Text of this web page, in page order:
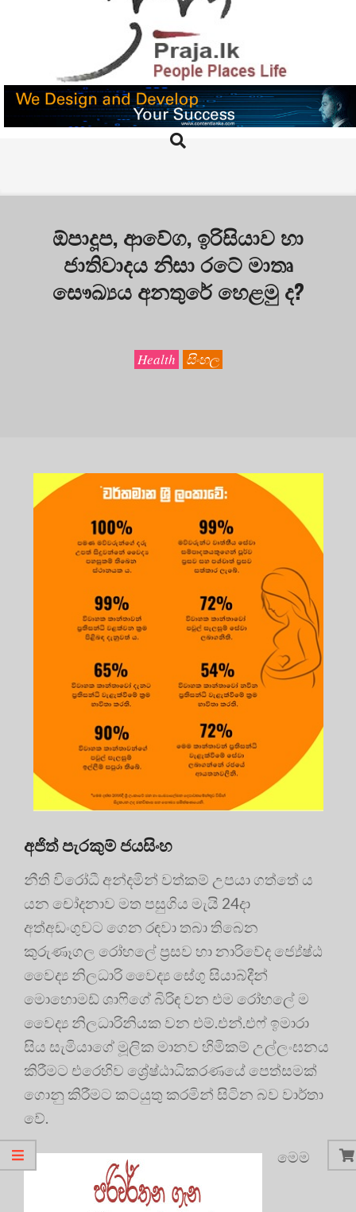
PRAJA.LK
Search
ඕපාදූප, ආවේග, ඉරිසියාව හා
ජාතිවාදය නිසා රටේ මාතෘ
සෞඛ්‍යය අනතුරේ හෙළමු ද?
Health සිංහල
අජිත් පැරකුම් ජයසිංහ
නීති විරෝධී අන්දමින් වත්කම් උපයා ගත්තේ ය
යන චෝදනාව මත පසුගිය මැයි 24දා
අත්අඩංගුවට ගෙන රඳවා තබා තිබෙන
කුරුණෑගල රෝහලේ ප්‍රසව හා නාරිවේද ජ්‍යේෂ්ඨ
වෛද්‍ය නිලධාරි වෛද්‍ය සේගු සියාබ්දීන්
මොහොමඩ් ශාෆිගේ බිරිඳ වන එම රෝහලේ ම
වෛද්‍ය නිලධාරිනියක වන එම්.එන්.එෆ් ඉමාරා
සිය සැමියාගේ මූලික මානව හිමිකම් උල්ලංඝනය
කිරීමට එරෙහිව ශ්‍රේෂ්ඨාධිකරණයේ පෙත්සමක්
ගොනු කිරීමට කටයුතු කරමින් සිටින බව වාර්තා
වේ.
මෙම